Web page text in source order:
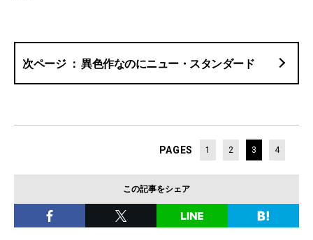
異色作なのにニュー・スタンダード
PAGES 1 2 3 4
この記事をシェア